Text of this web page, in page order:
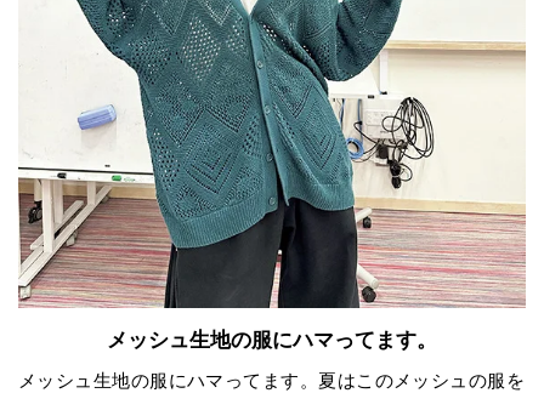
メッシュ生地の服にハマってます。
メッシュ生地の服にハマってます。夏はこのメッシュの服を